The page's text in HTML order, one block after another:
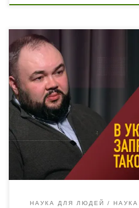
Собеседник «Гранита Науки»
Евгеньевич, академик УАН,
молодых ученых Института
НАПН Украины, член
ассоциации — Виталий
обсуждаем такую проблему,
нормального и
учёными и обществом, а
государством. Как […]
НАУКА ДЛЯ ЛЮДЕЙ